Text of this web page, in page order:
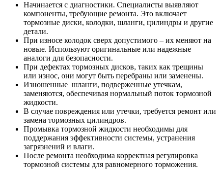
Начинается с диагностики. Специалисты выявляют
компоненты, требующие ремонта. Это включает
тормозные диски, колодки, шланги, цилиндры и другие
детали.
При износе колодок сверх допустимого – их меняют на
новые. Используют оригинальные или надежные
аналоги для безопасности.
При дефектах тормозных дисков, таких как трещины
или износ, они могут быть перебраны или заменены.
Изношенные шланги, подверженные утечкам,
заменяются, обеспечивая нормальный поток тормозной
жидкости.
В случае повреждения или утечки, требуется ремонт или
замена тормозных цилиндров.
Промывка тормозной жидкости необходимы для
поддержания эффективности системы, устранения
загрязнений и влаги.
После ремонта необходима корректная регулировка
тормозной системы для равномерного торможения.